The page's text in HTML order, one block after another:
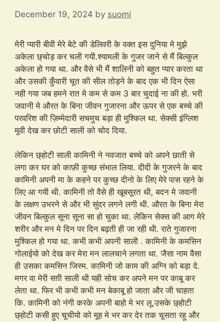
December 19, 2024 by suomi
मेरी प्यारी बीवी मेरे बेटे की डेलिवरी के वक्त इस दुनिया मे मुझे
अकेला छ्चोड़ कर चली गयी.श्यामली के गुजर जाने से मैं बिल्कुल
अकेला हो गया था. और वैसे भी मैं शालिनी को बहुत प्यार करता था
और उसकी कुँवारी चूत की सील तोड़ने के बाद एक भी दिन ऐसा
नही गया जब हमने रात मे कम से कम 3 बार चुदाई ना की हो. भरी
जवानी मे औरत के बिना जीवन गुजारना और ऊपर से एक बच्चे की
परवरिश की ज़िम्मेदारी सचमुच बड़ा ही मुश्किल था. सेक्सी इंग्लिश
मूवी देख कर छोटी साली को चोद दिया.
लेकिन छ्होटी साली कामिनी ने नवजात बच्चे को अपने छाती से
लगा कर घर को काफ़ी कुच्छ संभाल लिया. दीदी के गुजरने के बाद
कामिनी अपनी मा के कहने पर कुच्छ दीनो के लिए मेरे पास रहने के
लिए आ गयी थी. कामिनी तो वैसे ही खूबसूरत थी, बदन मे जवानी
के लक्षण उभरने से और भी सुंदर लगने लगी थी. औरत के बिना मेरा
जीवन बिल्कुल सूना सूना सा हो चुका था. लेकिन सेक्स की आग मेरे
शरीर और मन मे दिन पर दिन बढ़ती ही जा रही थी. राते गुजारना
मुश्किल हो गया था. कभी कभी अपनी साली . कामिनी के कमसिन
गोलाईयो को देख कर मेरा मन लालचाने लगता था. जैसा नाम वैसा
ही उसका कमसिन जिस्म. कामिनी जो काम की अग्नि को बड़ा दे.
मगर वा मेरी सग़ी साली थी यही सोच कर अपने मन पर काबू कर
लेता था. फिर भी कभी कभी मन बेकाबू हो जाता और जी चाहता
कि. कामिनी को नंगी करके अपनी बाहो मे भर लू.उसके छ्होटी
छ्होटी कसी हुए चूचीयो को मूह मे भर कर देर तक चूसता रहू और